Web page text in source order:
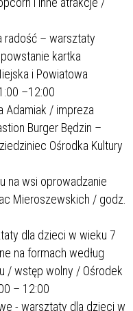
radość – warsztaty
kartka
i Powiatowa
–12:00
Adamiak / impreza
Burger Będzin –
Ośrodka Kultury
na wsi oprowadzanie
Mieroszewskich / godz.
dla dzieci w wieku 7
na formach według
/ wstęp wolny / Ośrodek
– 12:00
- warsztaty dla dzieci w